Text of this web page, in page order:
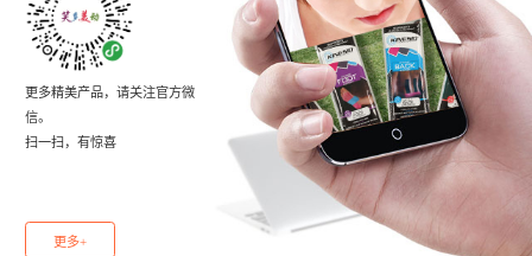
更多精美产品，请关注官方微
信。
扫一扫，有惊喜
更多+